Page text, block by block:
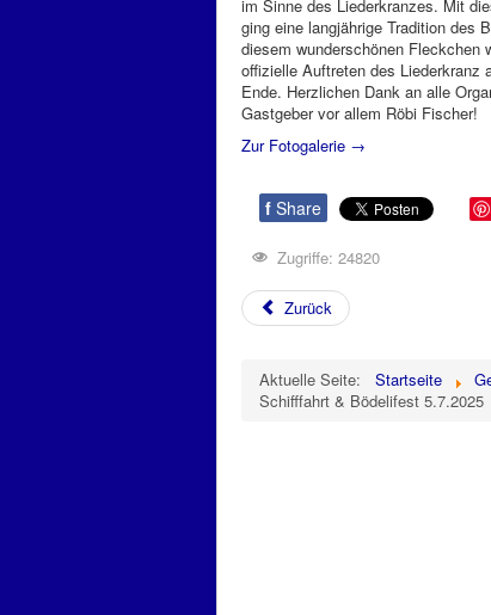
im Sinne des Liederkranzes. Mit
ging eine langjährige Tradition des
diesem wunderschönen Fleckchen
offizielle Auftreten des Liederkranz
Ende. Herzlichen Dank an alle
Gastgeber vor allem Röbi Fischer!
Zur Fotogalerie →
f Share
Zugriffe: 24820
Zurück
Aktuelle Seite: Startseite
Schifffahrt & Bödelifest 5.7.2025